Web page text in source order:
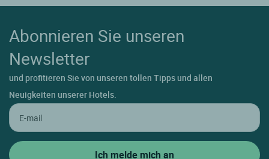
Abonnieren Sie unseren
Newsletter
und profitieren Sie von unseren tollen Tipps und allen
Neuigkeiten unserer Hotels.